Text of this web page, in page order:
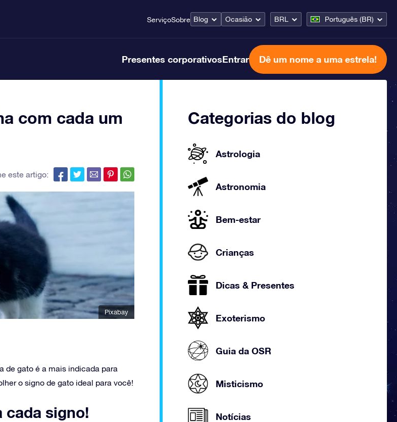
ServiçoSobre Blog Ocasião BRL Português (BR)
Presentes corporativosEntrar Dê um nome a uma estrela!
com cada um
este artigo:
Pixabay
de gato é a mais indicada para
o signo de gato ideal para você!
‌cada‌ ‌signo!‌
Categorias do blog
Astrologia
Astronomia
Bem-estar
Crianças
Dicas & Presentes
Exoterismo
Guia da OSR
Misticismo
Notícias